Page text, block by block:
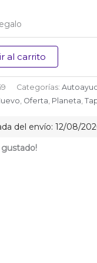
al carrito
Categorías:
, Oferta, Planeta,
del envío: 12/08/